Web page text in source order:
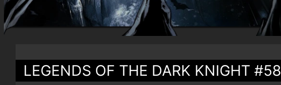
LEGENDS OF THE DARK KNIGHT #58